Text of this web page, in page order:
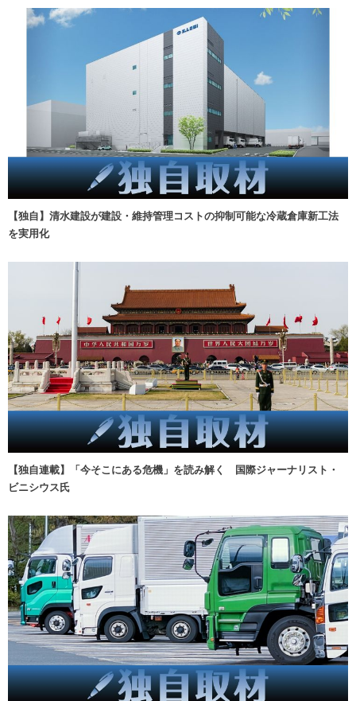
【独自】清水建設が建設・維持管理コストの抑制可能な冷蔵倉庫新工法
を実用化
【独自連載】「今そこにある危機」を読み解く 国際ジャーナリスト・
ビニシウス氏